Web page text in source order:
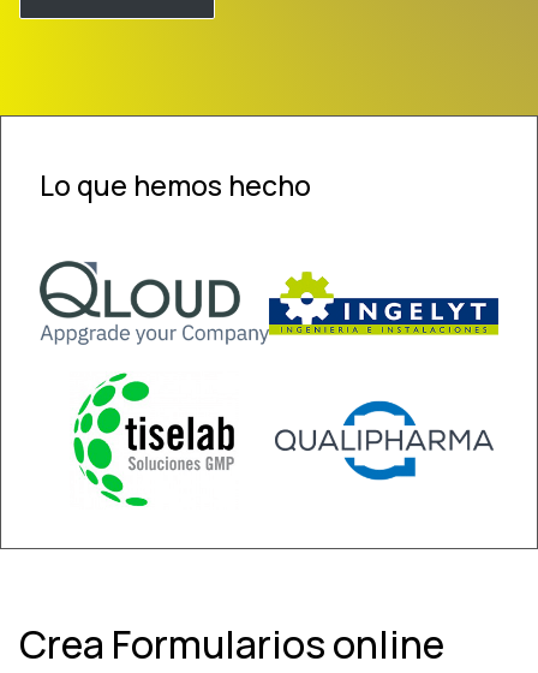
Lo que hemos hecho
Crea Formularios online